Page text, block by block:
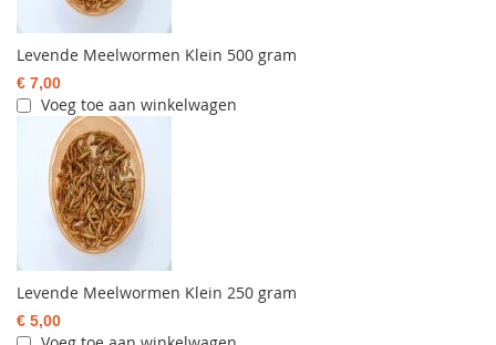
Levende Meelwormen Klein 500 gram
€ 7,00
Voeg toe aan winkelwagen
Levende Meelwormen Klein 250 gram
€ 5,00